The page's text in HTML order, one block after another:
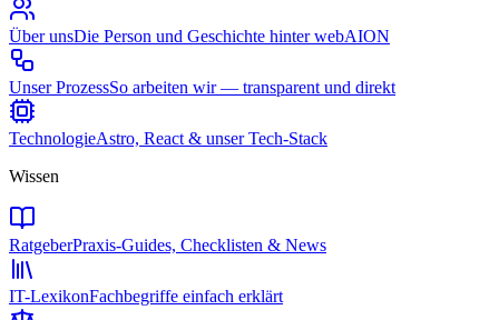
Über unsDie Person und Geschichte hinter webAION
Unser ProzessSo arbeiten wir — transparent und direkt
TechnologieAstro, React & unser Tech-Stack
Wissen
RatgeberPraxis-Guides, Checklisten & News
IT-LexikonFachbegriffe einfach erklärt